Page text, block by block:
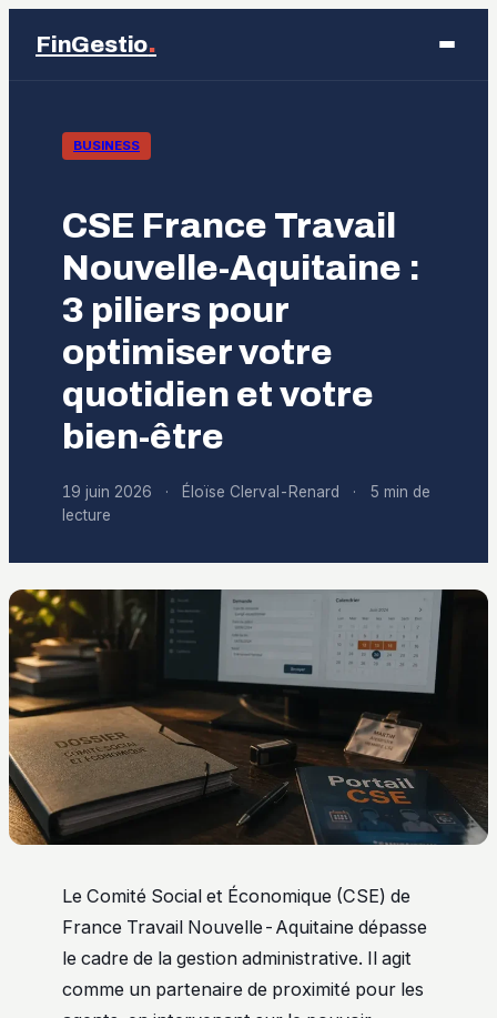
FinGestio.
Business
Finance
Marketing
BUSINESS
CSE France Travail
Nouvelle-Aquitaine :
3 piliers pour
optimiser votre
quotidien et votre
bien-être
19 juin 2026 · Éloïse Clerval-Renard ·
5 min de
lecture
Le Comité Social et Économique (CSE) de
France Travail Nouvelle-Aquitaine dépasse
le cadre de la gestion administrative. Il agit
comme un partenaire de proximité pour les